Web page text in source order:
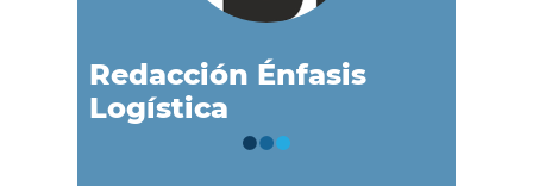
Redacción Énfasis
Logística